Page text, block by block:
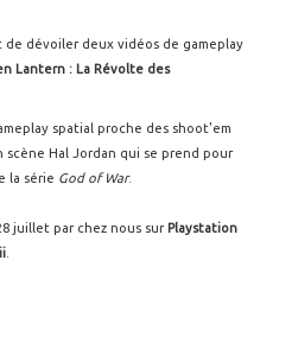
dévoiler deux vidéos de gameplay
Lantern : La Révolte des
spatial proche des shoot'em
Hal Jordan qui se prend pour
la série God of War.
juillet par chez nous sur Playstation